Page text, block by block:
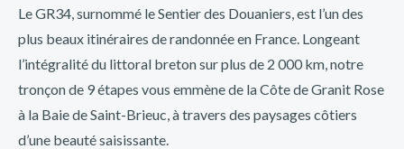
Le GR34, surnommé le Sentier des Douaniers, est l’un des
plus beaux itinéraires de randonnée en France. Longeant
l’intégralité du littoral breton sur plus de 2 000 km, notre
tronçon de 9 étapes vous emmène de la Côte de Granit Rose
à la Baie de Saint-Brieuc, à travers des paysages côtiers
d’une beauté saisissante.